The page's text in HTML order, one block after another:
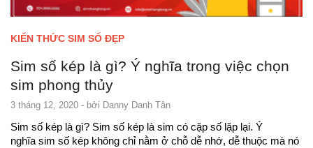
KIẾN THỨC SIM SỐ ĐẸP
Sim số kép là gì? Ý nghĩa trong việc chọn
sim phong thủy
3 tháng 12, 2020 - bởi Danny Danh Tân
Sim số kép là gì? Sim số kép là sim có cặp số lặp lại. Ý
nghĩa sim số kép không chỉ nằm ở chỗ dễ nhớ, dễ thuộc mà nó